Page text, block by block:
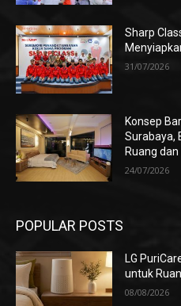
Sharp
31/07/2026
Konsep
Surabaya,
Ruang
24/07/2026
POPULAR POSTS
LG
untuk
08/08/2026